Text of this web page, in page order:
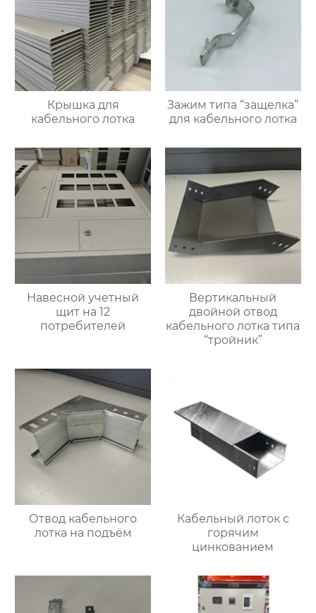
Крышка для
кабельного лотка
Зажим типа “защелка”
для кабельного лотка
Навесной учетный
щит на 12
потребителей
Вертикальный
двойной отвод
кабельного лотка типа
“тройник”
Отвод кабельного
лотка на подъём
Кабельный лоток с
горячим
цинкованием